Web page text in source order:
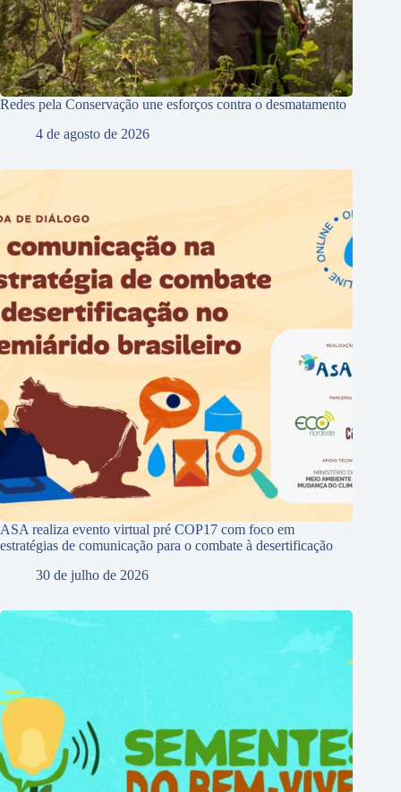
Redes pela Conservação une esforços contra o desmatamento
4 de agosto de 2026
ASA realiza evento virtual pré COP17 com foco em
estratégias de comunicação para o combate à desertificação
30 de julho de 2026